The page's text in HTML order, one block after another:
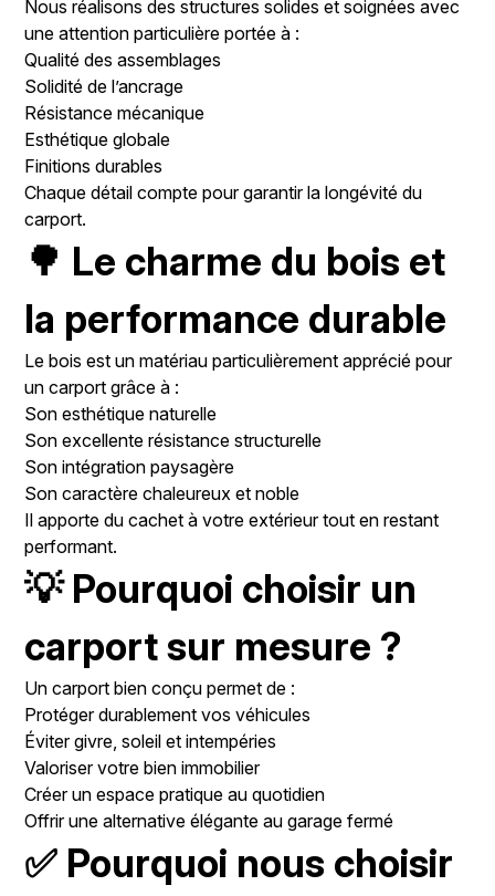
Nous réalisons des structures solides et soignées avec
une attention particulière portée à :
Qualité des assemblages
Solidité de l’ancrage
Résistance mécanique
Esthétique globale
Finitions durables
Chaque détail compte pour garantir la longévité du
carport.
🌳 Le charme du bois et
la performance durable
Le bois est un matériau particulièrement apprécié pour
un carport grâce à :
Son esthétique naturelle
Son excellente résistance structurelle
Son intégration paysagère
Son caractère chaleureux et noble
Il apporte du cachet à votre extérieur tout en restant
performant.
💡 Pourquoi choisir un
carport sur mesure ?
Un carport bien conçu permet de :
Protéger durablement vos véhicules
Éviter givre, soleil et intempéries
Valoriser votre bien immobilier
Créer un espace pratique au quotidien
Offrir une alternative élégante au garage fermé
✅ Pourquoi nous choisir